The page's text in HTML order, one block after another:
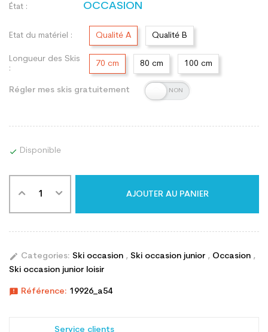
État : OCCASION
Etat du matériel : Qualité A Qualité B
Longueur des Skis
:
70 cm 80 cm 100 cm
Régler mes skis gratuitement
 Disponible
AJOUTER AU PANIER
edit Categories: Ski occasion , Ski occasion junior , Occasion ,
Ski occasion junior loisir
announcement Référence: 19926_a54
Service clients